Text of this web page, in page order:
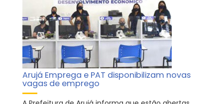
Arujá Emprega e PAT disponibilizam novas
vagas de emprego